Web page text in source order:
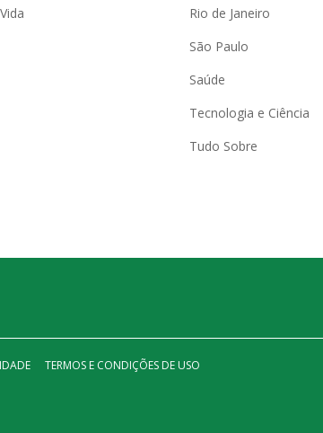
Rio de Janeiro
São Paulo
Saúde
Tecnologia e Ciência
Tudo Sobre
TERMOS E CONDIÇÕES DE USO